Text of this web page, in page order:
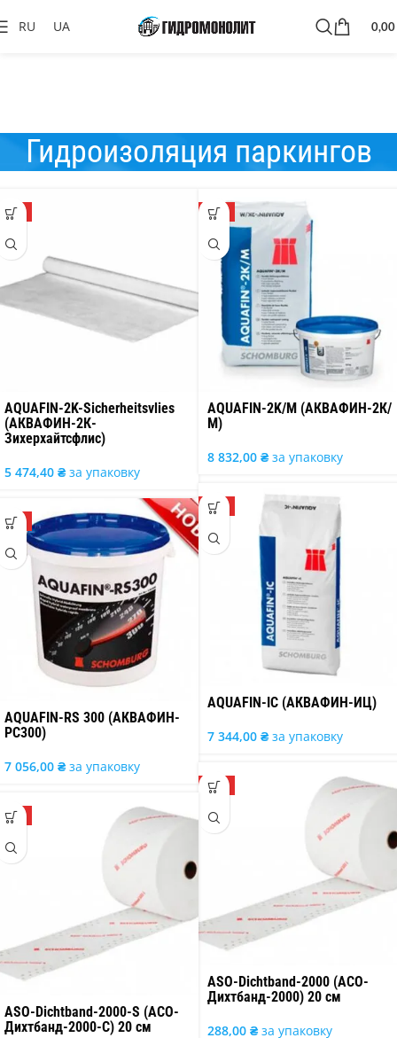
RU UA 0,00
Гидроизоляция паркингов
ТОП
AQUAFIN-2K-Sicherheitsvlies
(АКВАФИН-2К-
Зихерхайтсфлис)
5 474,40 ₴ за упаковку
ТОП
AQUAFIN-2K/M (АКВАФИН-2К/
М)
8 832,00 ₴ за упаковку
ТОП
AQUAFIN-IC (АКВАФИН-ИЦ)
7 344,00 ₴ за упаковку
ТОП
AQUAFIN-RS 300 (АКВАФИН-
РС300)
7 056,00 ₴ за упаковку
ТОП
ASO-Dichtband-2000 (АСО-
Дихтбанд-2000) 20 см
288,00 ₴ за упаковку
ТОП
ASO-Dichtband-2000-S (АСО-
Дихтбанд-2000-С) 20 см